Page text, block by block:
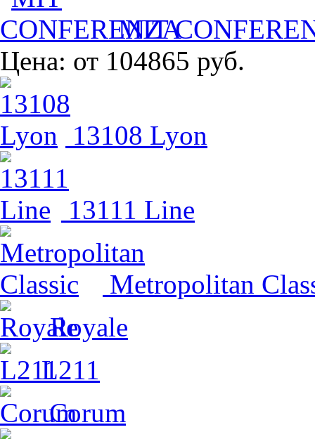
MIT
Цена: от 104865 руб.
13108 Lyon
13111 Line
Metropolitan
Royale
L211
Corum